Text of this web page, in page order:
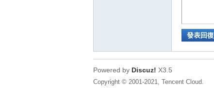
發表回復
Powered by Discuz! X3.5
Copyright © 2001-2021, Tencent Cloud.